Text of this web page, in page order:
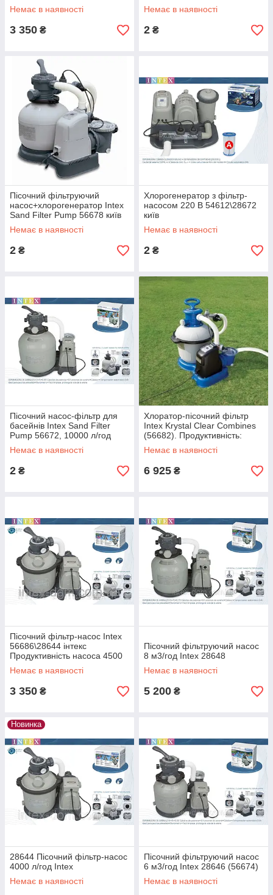
Немає в наявності
3 350 ₴
Немає в наявності
2 ₴
Пісочний фільтруючий
насос+хлорогенератор Intex
Sand Filter Pump 56678 київ
Немає в наявності
2 ₴
Хлорогенератор з фільтр-
насосом 220 В 54612\28672
київ
Немає в наявності
2 ₴
Пісочний насос-фільтр для
басейнів Intex Sand Filter
Pump 56672, 10000 л/год
Немає в наявності
2 ₴
Хлоратор-пісочний фільтр
Intex Krystal Clear Combines
(56682). Продуктивність:
10000 л/ч. київ
Немає в наявності
6 925 ₴
Пісочний фільтр-насос Intex
56686\28644 інтекс
Продуктивність насоса 4500
л/год. київ
Немає в наявності
3 350 ₴
Пісочний фільтруючий насос
8 м3/год Intex 28648
Немає в наявності
5 200 ₴
Новинка
28644 Пісочний фільтр-насос
4000 л/год Intex
Немає в наявності
Пісочний фільтруючий насос
6 м3/год Intex 28646 (56674)
Немає в наявності